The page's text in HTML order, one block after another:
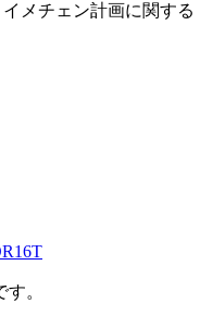
メチェン計画に関する
。